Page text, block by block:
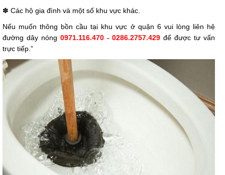
✽ Các hộ gia đình và một số khu vực khác.
Nếu muốn thông bồn cầu tại khu vực ở quận 6 vui lòng liên hệ
đường dây nóng 0971.116.470 - 0286.2757.429 để được tư vấn
trực tiếp.”